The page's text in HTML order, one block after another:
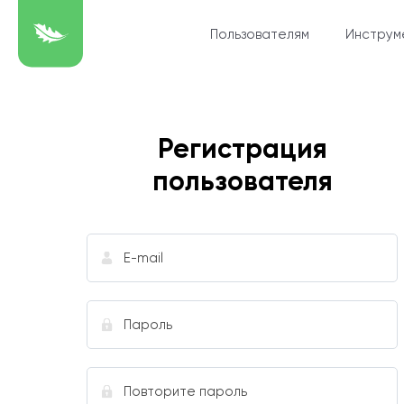
Пользователям
Регистрация
пользователя